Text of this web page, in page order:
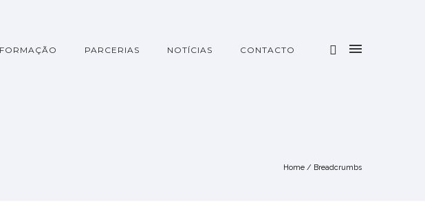
FORMAÇÃO PARCERIAS NOTÍCIAS CONTACTO
Home / Breadcrumbs